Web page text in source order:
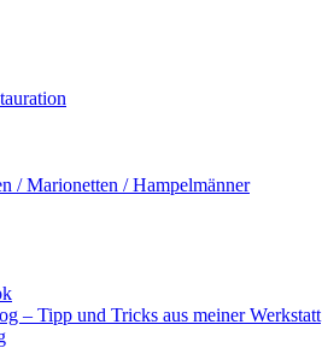
/ Marionetten / Hampelmänner
– Tipp und Tricks aus meiner Werkstatt